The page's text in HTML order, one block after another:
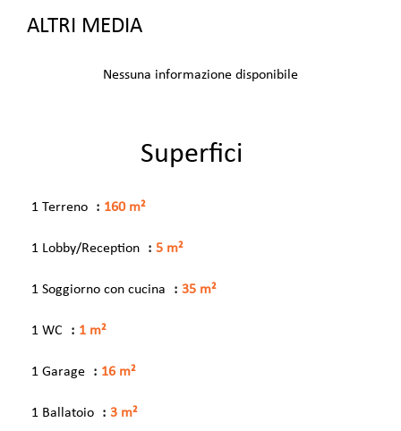
ALTRI MEDIA
Nessuna informazione disponibile
Superfici
1 Terreno 160 m²
1 Lobby/Reception 5 m²
1 Soggiorno con cucina 35 m²
1 WC 1 m²
1 Garage 16 m²
1 Ballatoio 3 m²